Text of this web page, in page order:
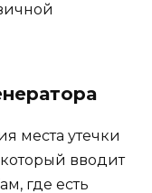
места утечки
вводит
где есть